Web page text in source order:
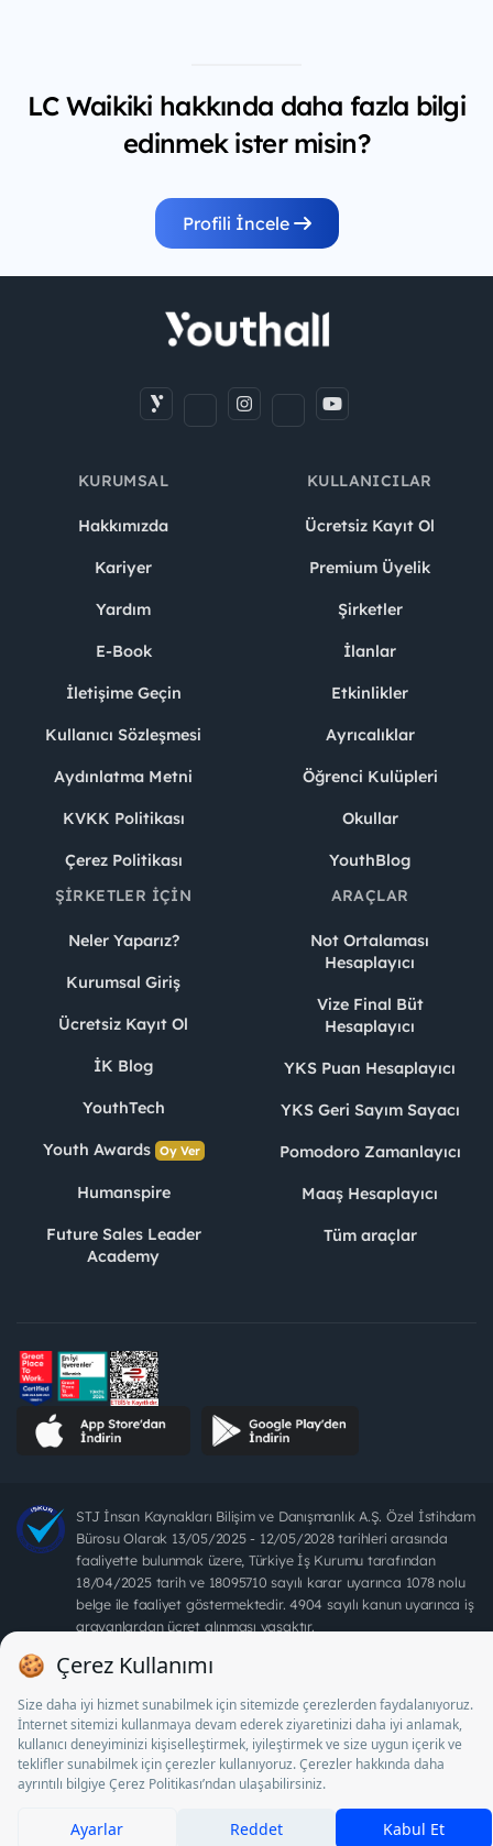
LC Waikiki hakkında daha fazla bilgi
edinmek ister misin?
Profili İncele
KURUMSAL
Hakkımızda
Kariyer
Yardım
E-Book
İletişime Geçin
Kullanıcı Sözleşmesi
Aydınlatma Metni
KVKK Politikası
Çerez Politikası
KULLANICILAR
Ücretsiz Kayıt Ol
Premium Üyelik
Şirketler
İlanlar
Etkinlikler
Ayrıcalıklar
Öğrenci Kulüpleri
Okullar
YouthBlog
ŞIRKETLER İÇIN
Neler Yaparız?
Kurumsal Giriş
Ücretsiz Kayıt Ol
İK Blog
YouthTech
Youth Awards Oy Ver
Humanspire
Future Sales Leader
Academy
ARAÇLAR
Not Ortalaması
Hesaplayıcı
Vize Final Büt
Hesaplayıcı
YKS Puan Hesaplayıcı
YKS Geri Sayım Sayacı
Pomodoro Zamanlayıcı
Maaş Hesaplayıcı
Tüm araçlar
STJ İnsan Kaynakları Bilişim ve Danışmanlık A.Ş. Özel İstihdam
Bürosu Olarak 13/05/2025 - 12/05/2028 tarihleri arasında
faaliyette bulunmak üzere, Türkiye İş Kurumu tarafından
18/04/2025 tarih ve 18095710 sayılı karar uyarınca 1078 nolu
belge ile faaliyet göstermektedir. 4904 sayılı kanun uyarınca iş
arayanlardan ücret alınması yasaktır.